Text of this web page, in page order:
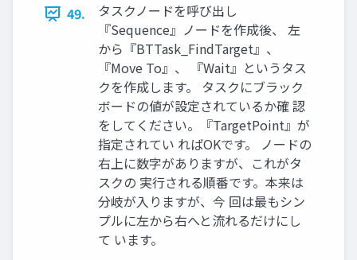
49.
タスクノードを呼び出し
『Sequence』ノードを作成後、 左
から『BTTask_FindTarget』、
『Move To』、 『Wait』というタス
クを作成します。 タスクにブラック
ボードの値が設定されているか確 認
をしてください。『TargetPoint』が
指定されてい ればOKです。 ノードの
右上に数字がありますが、これがタ
スクの 実行される順番です。本来は
分岐が入りますが、今 回は最もシン
プルに左から右へと流れるだけにし
て います。